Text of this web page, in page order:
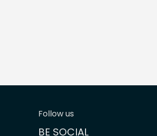
Follow us
BE SOCIAL